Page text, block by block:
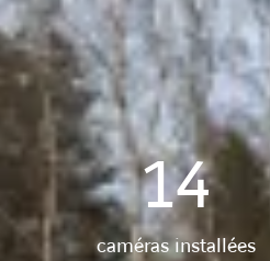
14
caméras installées